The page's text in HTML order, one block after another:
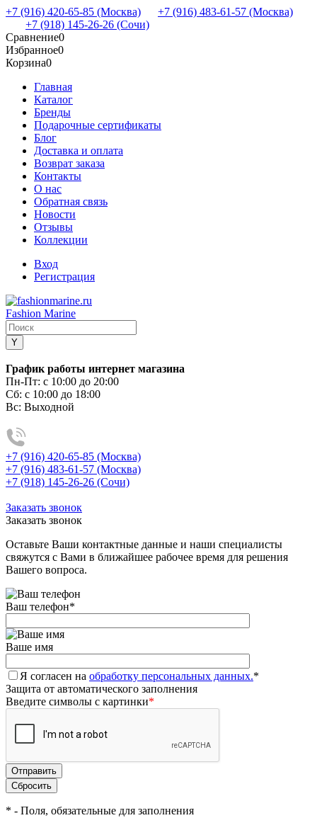
+7 (916) 420-65-85 (Москва)
+7 (916) 483-61-57 (Москва)
+7 (918) 145-26-26 (Сочи)
Сравнение0
Избранное0
Корзина0
Главная
Каталог
Бренды
Подарочные сертификаты
Блог
Доставка и оплата
Возврат заказа
Контакты
О нас
Обратная связь
Новости
Отзывы
Коллекции
Вход
Регистрация
Fashion Marine
График работы интернет магазина
Пн-Пт: с 10:00 до 20:00
Сб: с 10:00 до 18:00
Вс: Выходной
+7 (916) 420-65-85 (Москва)
+7 (916) 483-61-57 (Москва)
+7 (918) 145-26-26 (Сочи)
Заказать звонок
Заказать звонок
Оставьте Ваши контактные данные и наши специалисты
свяжутся с Вами в ближайшее рабочее время для решения
Вашего вопроса.
Ваш телефон*
Ваше имя
Я согласен на обработку персональных данных.*
Защита от автоматического заполнения
Введите символы с картинки*
* - Поля, обязательные для заполнения